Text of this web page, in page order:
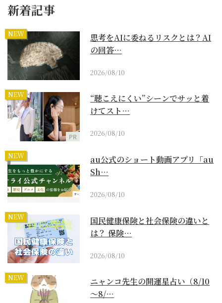
新着記事
NEW
思考をAIに委ねるリスクとは？AI
の回答…
2026/08/10
NEW
PR
“聴こえにくい”シーンでサッと着
けてスト…
2026/08/10
NEW
au公式のショート動画アプリ「au
Sh…
2026/08/10
NEW
国民健康保険と社会保険の違いと
は？ 保険…
2026/08/10
NEW
ニャンコ先生の開運星占い（8/10
～8/…